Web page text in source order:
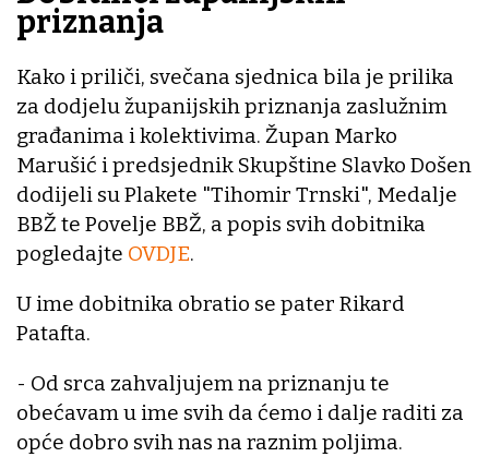
priznanja
Kako i priliči, svečana sjednica bila je prilika
za dodjelu županijskih priznanja zaslužnim
građanima i kolektivima. Župan Marko
Marušić i predsjednik Skupštine Slavko Došen
dodijeli su Plakete "Tihomir Trnski", Medalje
BBŽ te Povelje BBŽ, a popis svih dobitnika
pogledajte OVDJE.
U ime dobitnika obratio se pater Rikard
Patafta.
- Od srca zahvaljujem na priznanju te
obećavam u ime svih da ćemo i dalje raditi za
opće dobro svih nas na raznim poljima.